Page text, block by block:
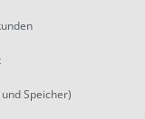
Speicher)